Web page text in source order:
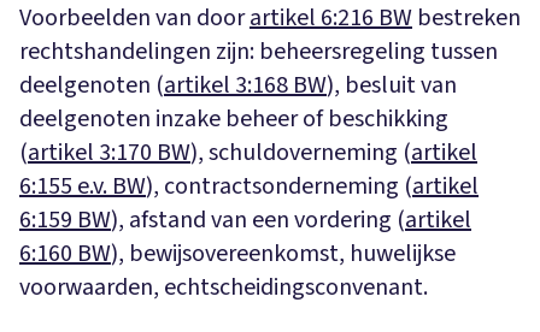
Voorbeelden van doorartikel 6:216 BW bestreken
rechtshandelingen zijn: beheersregeling tussen
deelgenoten (artikel 3:168 BW), besluit van
deelgenoten inzake beheer of beschikking
(artikel 3:170 BW), schuldoverneming (artikel
6:155 e.v. BW), contractsonderneming (artikel
6:159 BW), afstand van een vordering (artikel
6:160 BW), bewijsovereenkomst, huwelijkse
voorwaarden, echtscheidingsconvenant.